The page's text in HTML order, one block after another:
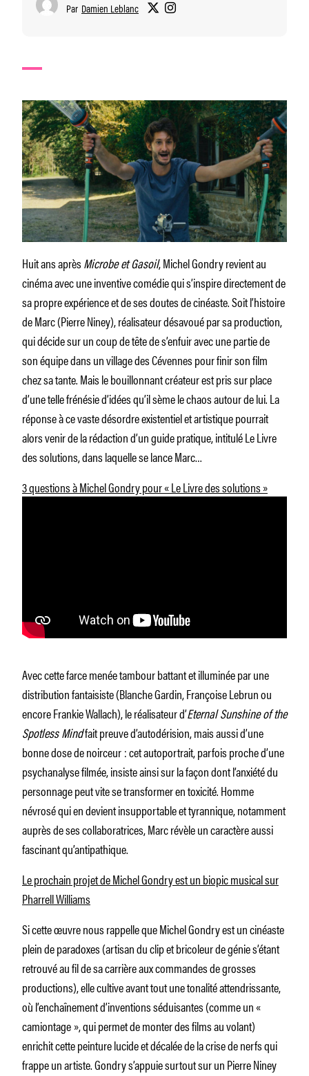
Par Damien Leblanc
Huit ans aprèsMicrobe et Gasoil, Michel Gondry revient au
cinéma avec une inventive comédie qui s’inspire directement de
sa propre expérience et de ses doutes de cinéaste. Soit l’histoire
de Marc (Pierre Niney), réalisateur désavoué par sa production,
qui décide sur un coup de tête de s’enfuir avec une partie de
son équipe dans un village des Cévennes pour finir son film
chez sa tante. Mais le bouillonnant créateur est pris sur place
d’une telle frénésie d’idées qu’il sème le chaos autour de lui. La
réponse à ce vaste désordre existentiel et artistique pourrait
alors venir de la rédaction d’un guide pratique, intitulé Le Livre
des solutions, dans laquelle se lance Marc…
3 questions à Michel Gondry pour « Le Livre des solutions »
Avec cette farce menée tambour battant et illuminée par une
distribution fantaisiste (Blanche Gardin, Françoise Lebrun ou
encore Frankie Wallach), le réalisateur d’Eternal Sunshine of the
Spotless Mindfait preuve d’autodérision, mais aussi d’une
bonne dose de noirceur : cet autoportrait, parfois proche d’une
psychanalyse filmée, insiste ainsi sur la façon dont l’anxiété du
personnage peut vite se transformer en toxicité. Homme
névrosé qui en devient insupportable et tyrannique, notamment
auprès de ses collaboratrices, Marc révèle un caractère aussi
fascinant qu’anti­pathique.
Le prochain projet de Michel Gondry est un biopic musical sur
Pharrell Williams
Si cette œuvre nous rappelle que Michel Gondry est un cinéaste
plein de paradoxes (artisan du clip et bricoleur de génie s’étant
retrouvé au fil de sa carrière aux commandes de grosses
productions), elle cultive avant tout une tonalité attendrissante,
où l’enchaînement d’inventions séduisantes (comme un «
camiontage », qui permet de monter des films au volant)
enrichit cette peinture lucide et décalée de la crise de nerfs qui
frappe un artiste. Gondry s’appuie surtout sur un Pierre Niney